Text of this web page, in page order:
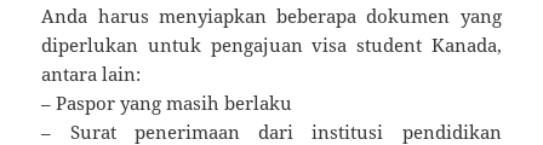
Anda harus menyiapkan beberapa dokumen yang
diperlukan untuk pengajuan visa student Kanada,
antara lain:
– Paspor yang masih berlaku
– Surat penerimaan dari institusi pendidikan